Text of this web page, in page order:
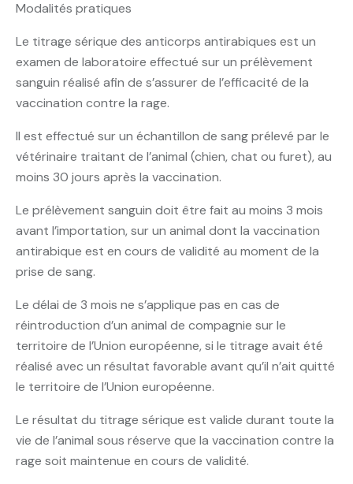
Modalités pratiques
Le titrage sérique des anticorps antirabiques est un
examen de laboratoire effectué sur un prélèvement
sanguin réalisé afin de s’assurer de l’efficacité de la
vaccination contre la rage.
Il est effectué sur un échantillon de sang prélevé par le
vétérinaire traitant de l’animal (chien, chat ou furet), au
moins 30 jours après la vaccination.
Le prélèvement sanguin doit être fait au moins 3 mois
avant l’importation, sur un animal dont la vaccination
antirabique est en cours de validité au moment de la
prise de sang.
Le délai de 3 mois ne s’applique pas en cas de
réintroduction d’un animal de compagnie sur le
territoire de l’Union européenne, si le titrage avait été
réalisé avec un résultat favorable avant qu’il n’ait quitté
le territoire de l’Union européenne.
Le résultat du titrage sérique est valide durant toute la
vie de l’animal sous réserve que la vaccination contre la
rage soit maintenue en cours de validité.